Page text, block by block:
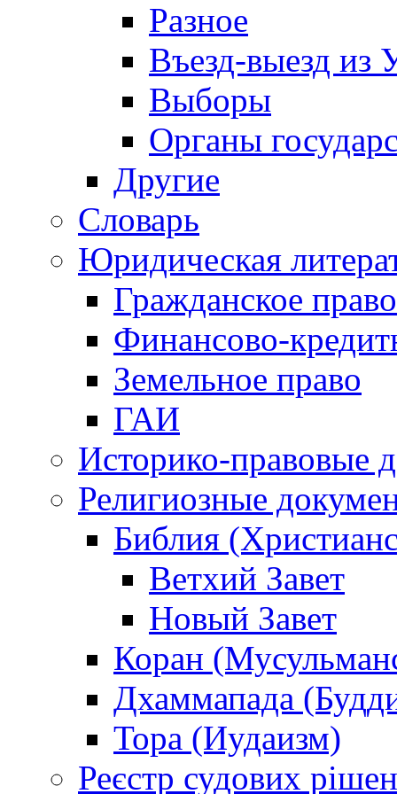
Разное
Въезд-выезд из
Выборы
Органы
Другие
Словарь
Юридическая
Гражданское право
Финансово-
Земельное право
ГАИ
Историко-правовые
Религиозные
Библия
Ветхий Завет
Новый Завет
Коран
Дхаммапада
Тора (Иудаизм)
Реєстр судових